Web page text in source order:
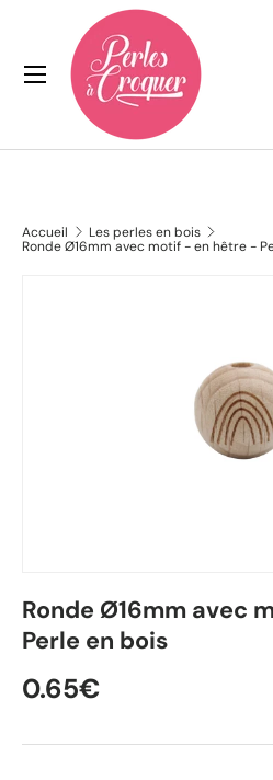
Aller au contenu
Recherche
Menu
Accueil
Les perles en bois
Ronde Ø16mm avec motif - en hêtre -
Ronde Ø16mm avec
Perle en bois
0.65€